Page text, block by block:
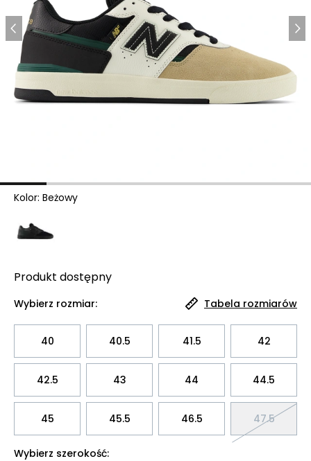
Kolor: Beżowy
Produkt dostępny
Wybierz rozmiar: Tabela rozmiarów
40 40.5 41.5 42
42.5 43 44 44.5
45 45.5 46.5 47.5
Wybierz szerokość: